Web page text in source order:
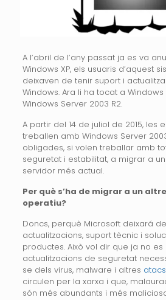
A l’abril de l’any passat ja es va
Windows XP, els usuaris d’aquest
deixaven de tenir suport i
Windows. Ara li ha tocat a Windows
Windows Server 2003 R2.
A partir del 14 de juliol de 2015, les
treballen amb Windows Server
obligades, si volen treballar amb
seguretat i estabilitat, a migrar a
servidor més actual.
Per què s’ha de migrar a un
operatiu?
Doncs, perquè Microsoft deixará
actualitzacions, suport tècnic i
productes. Això vol dir que ja no
actualitzacions de seguretat
se dels virus, malware i altres
circulen per la xarxa i que,
són més abundants i més